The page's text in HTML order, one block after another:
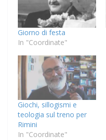
Giorno di festa
In "Coordinate"
Giochi, sillogismi e
teologia sul treno per
Rimini
In "Coordinate"